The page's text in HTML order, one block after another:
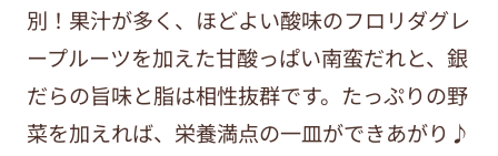
別！果汁が多く、ほどよい酸味のフロリダグレ
ープルーツを加えた甘酸っぱい南蛮だれと、銀
だらの旨味と脂は相性抜群です。たっぷりの野
菜を加えれば、栄養満点の一皿ができあがり♪